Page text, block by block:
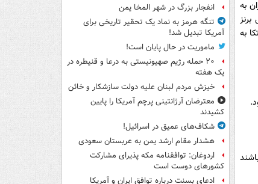
به
به
انفجار بزرگ در شهر المخا یمن
تنگه هرمز به نماد یک تحقیر تاریخی برای
آمریکا تبدیل شد!
ماموریت در حال پایان است!
۲۰ حمله رژیم صهیونیستی به درعا و قنیطره در
یک هفته
خیزش مردم لبنان علیه دولت سازشکار و خائن
معترضان آرژانتینی پرچم آمریکا را پایین
کشیدند
شکاف‌های عمیق در اسرائیل!
هشدار مقام ارشد یمن به عربستان سعودی
اردوغان: توافقنامه مکه پذیرای مشارکت
کشورهای دوست است
ادعای بسنت درباره توافق ایران و آمریکا